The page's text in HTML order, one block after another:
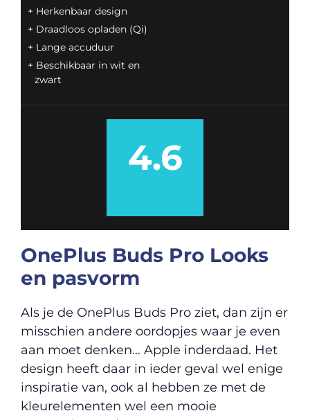
Herkenbaar design
Draadloos opladen (Qi)
Lange accuduur
Beschikbaar in wit en
zwart
4.6
OnePlus Buds Pro Looks
en pasvorm
Als je de OnePlus Buds Pro ziet, dan zijn er
misschien andere oordopjes waar je even
aan moet denken… Apple inderdaad. Het
design heeft daar in ieder geval wel enige
inspiratie van, ook al hebben ze met de
kleurelementen wel een mooie